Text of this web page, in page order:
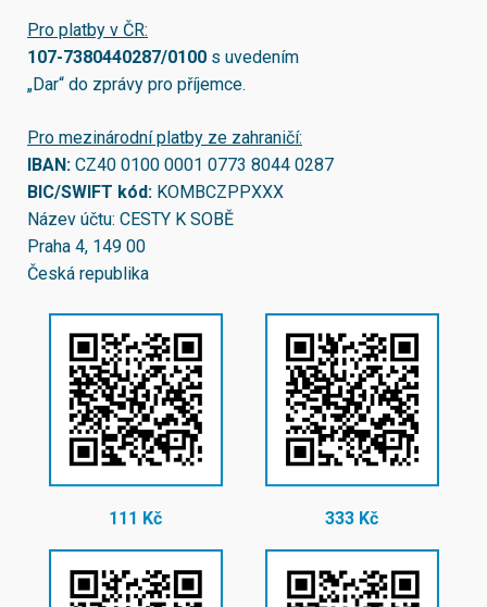
Pro platby v ČR:
107-7380440287/0100 s uvedením
„Dar“ do zprávy pro příjemce.
Pro mezinárodní platby ze zahraničí:
IBAN: CZ40 0100 0001 0773 8044 0287
BIC/SWIFT kód: KOMBCZPPXXX
Název účtu: CESTY K SOBĚ
Praha 4, 149 00
Česká republika
111 Kč 333 Kč